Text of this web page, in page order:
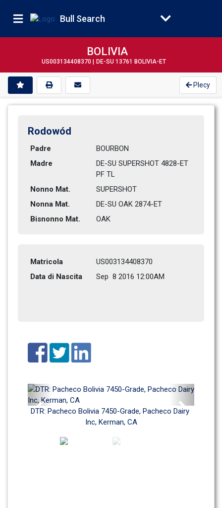
Bull Search
BOLIVIA
US003134408370 | DE-SU 13761 BOLIVIA-ET
Plecy
Rodowód
Padre
BOURBON
Madre
DE-SU SUPERSHOT 4828-ET
PF TL
Nonno Mat.
SUPERSHOT
Nonna Mat.
DE-SU OAK 2874-ET
Bisnonno Mat.
OAK
Matricola
US003134408370
Data di Nascita
Sep  8 2016 12:00AM
DTR: Pacheco Bolivia 7450-Grade, Pacheco Dairy
Inc, Kerman, CA
Previous Next